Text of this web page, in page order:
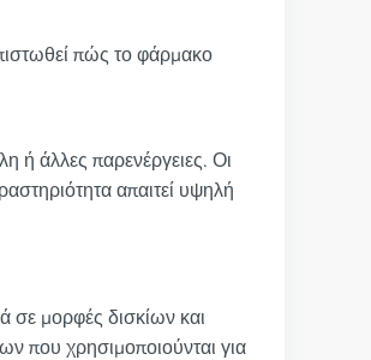
πώς το φάρμακο
ή άλλες παρενέργειες. Οι
απαιτεί υψηλή
σε μορφές δισκίων και
που χρησιμοποιούνται για